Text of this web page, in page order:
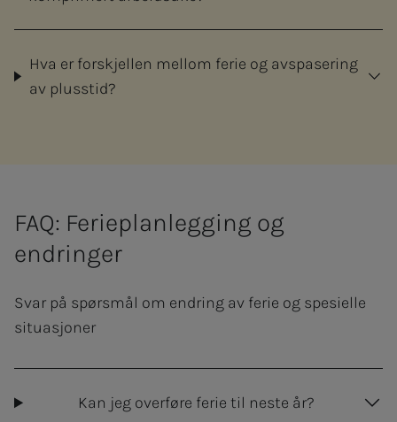
Hva er forskjellen mellom ferie og avspasering
av plusstid?
FAQ: Ferieplanlegging og
endringer
Svar på spørsmål om endring av ferie og spesielle
situasjoner
Kan jeg overføre ferie til neste år?